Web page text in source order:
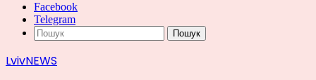
Facebook
Telegram
Пошук
LvivNEWS